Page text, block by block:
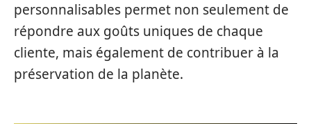
personnalisables permet non seulement de
répondre aux goûts uniques de chaque
cliente, mais également de contribuer à la
préservation de la planète.